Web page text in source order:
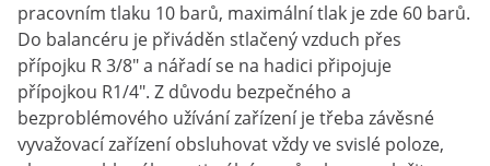
pracovním tlaku 10 barů, maximální tlak je zde 60 barů.
Do balancéru je přiváděn stlačený vzduch přes
přípojku R 3/8" a nářadí se na hadici připojuje
přípojkou R1/4". Z důvodu bezpečného a
bezproblémového užívání zařízení je třeba závěsné
vyvažovací zařízení obsluhovat vždy ve svislé poloze,